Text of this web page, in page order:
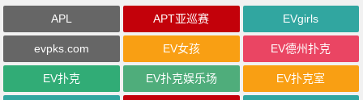
APL APT亚巡赛 EVgirls
evpks.com EV女孩 EV德州扑克
EV扑克 EV扑克娱乐场 EV扑克室